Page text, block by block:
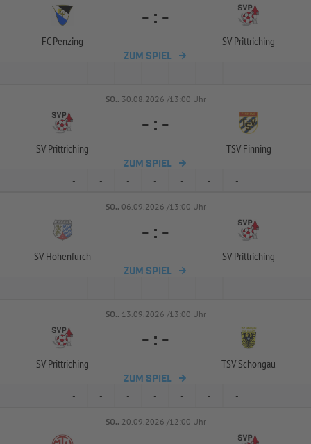
FC Penzing
- : -
SV Prittriching
ZUM SPIEL
- - - - - - -
SO.. 30.08.2026 /13:00 Uhr
SV Prittriching
- : -
TSV Finning
ZUM SPIEL
- - - - - - -
SO.. 06.09.2026 /13:00 Uhr
SV Hohenfurch
- : -
SV Prittriching
ZUM SPIEL
- - - - - - -
SO.. 13.09.2026 /13:00 Uhr
SV Prittriching
- : -
TSV Schongau
ZUM SPIEL
- - - - - - -
SO.. 20.09.2026 /12:00 Uhr